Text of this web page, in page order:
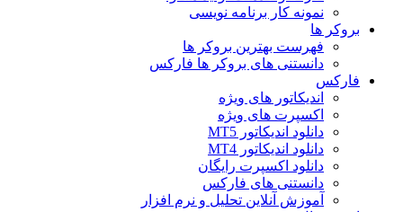
نمونه کار برنامه نویسی
بروکر ها
فهرست بهترین بروکر ها
دانستنی های بروکر ها فارکس
فارکس
اندیکاتور های ویژه
اکسپرت های ویژه
دانلود اندیکاتور MT5
دانلود اندیکاتور MT4
دانلود اکسپرت رایگان
دانستنی های فارکس
آموزش آنلاین تحلیل و نرم افزار